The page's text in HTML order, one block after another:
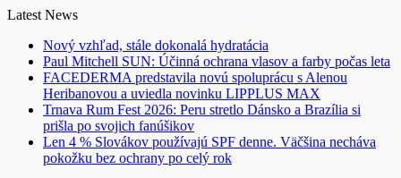
Skip
content
Latest News
Nový vzhľad, stále dokonalá hydratácia
Paul Mitchell SUN: Účinná ochrana vlasov a farby počas leta
FACEDERMA predstavila novú spoluprácu s Alenou
Heribanovou a uviedla novinku LIPPLUS MAX
Trnava Rum Fest 2026: Peru stretlo Dánsko a Brazília si
prišla po svojich fanúšikov
Len 4 % Slovákov používajú SPF denne. Väčšina necháva
pokožku bez ochrany po celý rok